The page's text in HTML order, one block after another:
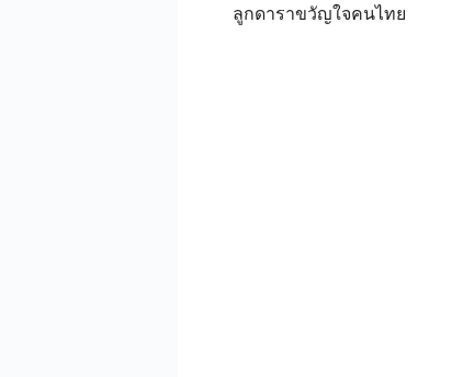
ลูกดาราขวัญใจคนไทย